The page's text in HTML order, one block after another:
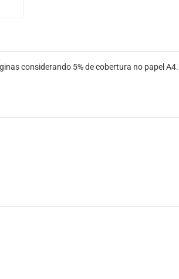
considerando 5% de cobertura no papel